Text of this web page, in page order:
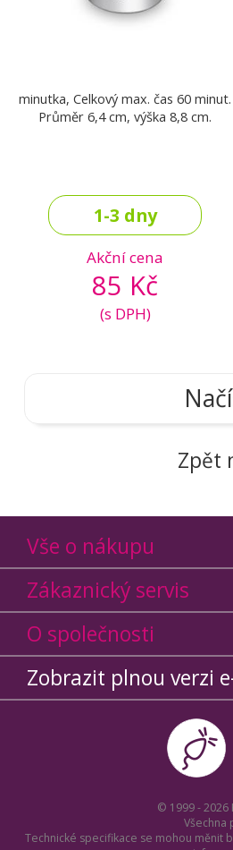
minutka, Celkový max. čas 60 minut.
Průměr 6,4 cm, výška 8,8 cm.
1-3 dny
Akční cena
85 Kč
(s DPH)
Zpět
Vše o nákupu
Zákaznický servis
O společnosti
Zobrazit plnou verzi
© 1999 - 2026
Všechna
Technické specifikace se mohou měnit